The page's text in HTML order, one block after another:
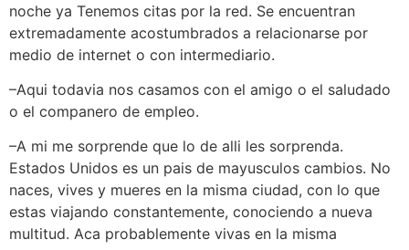
noche ya Tenemos citas por la red. Se encuentran
extremadamente acostumbrados a relacionarse por
medio de internet o con intermediario.
–Aqui todavia nos casamos con el amigo o el saludado
o el companero de empleo.
–A mi me sorprende que lo de alli les sorprenda.
Estados Unidos es un pais de mayusculos cambios. No
naces, vives y mueres en la misma ciudad, con lo que
estas viajando constantemente, conociendo a nueva
multitud. Aca probablemente vivas en la misma